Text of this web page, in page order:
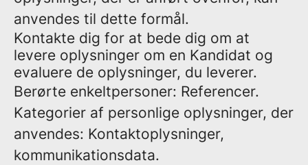
anvendes til dette formål.
Kontakte dig for at bede dig om at
levere oplysninger om en Kandidat og
evaluere de oplysninger, du leverer.
Berørte enkeltpersoner: Referencer.
Kategorier af personlige oplysninger, der
anvendes: Kontaktoplysninger,
kommunikationsdata.